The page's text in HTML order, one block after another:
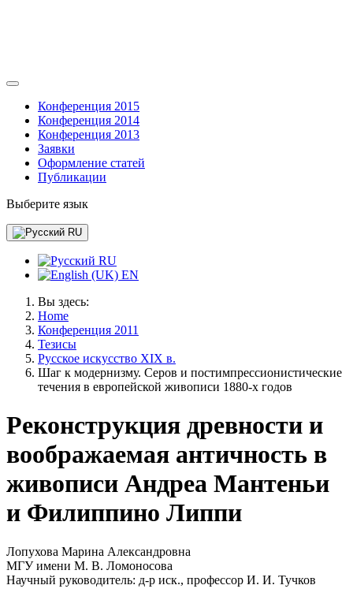
Конференция 2015
Конференция 2014
Конференция 2013
Заявки
Оформление статей
Публикации
Выберите язык
RU
RU
EN
Вы здесь:
Home
Конференция 2011
Тезисы
Русское искусство XIX в.
Шаг к модернизму. Серов и постимпрессионистические
течения в европейской живописи 1880-х годов
Реконструкция древности и
воображаемая античность в
живописи Андреа Мантеньи
и Филиппино Липпи
Лопухова Марина Александровна
МГУ имени М. В. Ломоносова
Научный руководитель: д-р иск., профессор И. И. Тучков